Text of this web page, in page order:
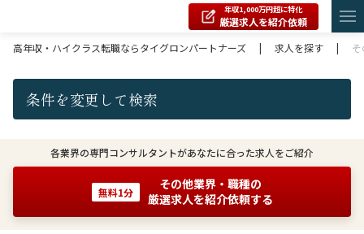
年収1,000万円超に特化
厳選求人を紹介依頼
高年収・ハイクラス転職ならタイグロンパートナーズ
| 求人を探す |
条件を変更して検索
各業界の専門コンサルタントがあなたに合った求人をご紹介
無料1分
その他業界・職種の
厳選求人を紹介依頼する